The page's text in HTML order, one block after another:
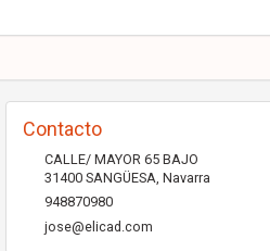
Contacto
CALLE/ MAYOR 65 BAJO
31400 SANGÜESA, Navarra
948870980
jose@elicad.com